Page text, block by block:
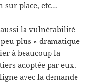
sur place, etc…
la vulnérabilité.
plus « dramatique
à beaucoup la
adoptée par eux.
avec la demande